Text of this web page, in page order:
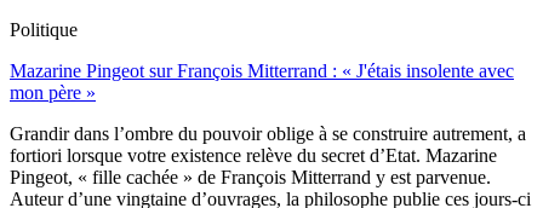
Politique
Mazarine Pingeot sur François Mitterrand : « J'étais insolente avec
mon père »
Grandir dans l’ombre du pouvoir oblige à se construire autrement, a
fortiori lorsque votre existence relève du secret d’Etat. Mazarine
Pingeot, « fille cachée » de François Mitterrand y est parvenue.
Auteur d’une vingtaine d’ouvrages, la philosophe publie ces jours-ci